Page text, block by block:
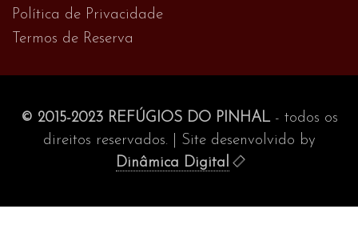
Política de Privacidade
Termos de Reserva
© 2015-2023 REFÚGIOS DO PINHAL- todos os
direitos reservados. | Site desenvolvido by
Dinâmica Digital